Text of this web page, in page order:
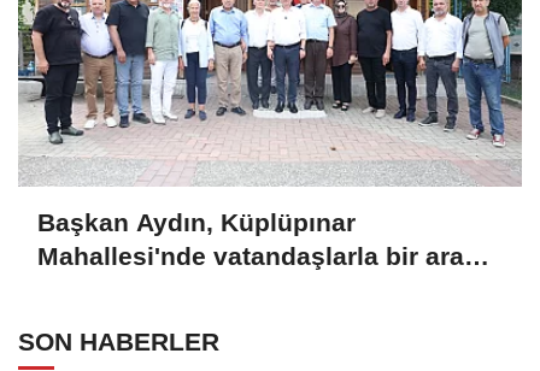
Başkan Aydın, Küplüpınar
Mahallesi'nde vatandaşlarla bir araya
SON HABERLER